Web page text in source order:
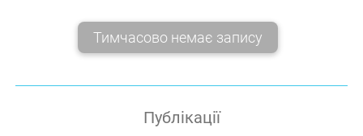
Тимчасово немає запису
Публікації